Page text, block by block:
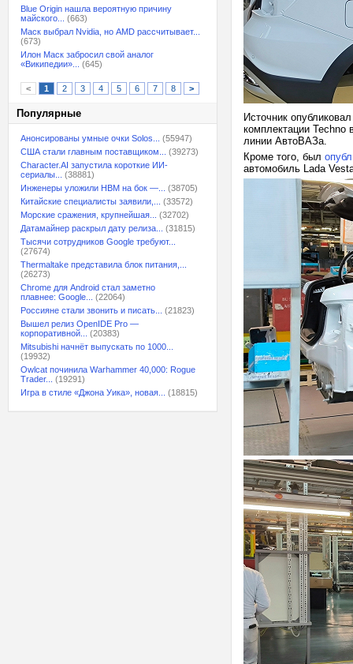
Blue Origin нашла вероятную причину
майского...
(663)
Маск выбрал Nvidia, но AMD рассчитывает...
(673)
Илон Маск забросил свой аналог
«Википедии»...
(645)
< 1 2 3 4 5 6 7 8 >
Популярные
Анонсированы умные очки Solos...
(55947)
США стали главным поставщиком...
(39273)
Character.AI запустила короткие ИИ-
сериалы...
(38881)
Инженеры уложили HBM на бок —...
(38705)
Китайские специалисты заявили,...
(33572)
Морские сражения, крупнейшая...
(32702)
Датамайнер раскрыл дату релиза...
(31815)
Тысячи сотрудников Google требуют...
(27674)
Thermaltake представила блок питания,...
(26273)
Chrome для Android стал заметно
плавнее: Google...
(22064)
Россияне стали звонить и писать...
(21823)
Вышел релиз OpenIDE Pro —
корпоративной...
(20383)
Mitsubishi начнёт выпускать по 1000...
(19932)
Owlcat починила Warhammer 40,000: Rogue
Trader...
(19291)
Игра в стиле «Джона Уика», новая...
(18815)
Источник
комплектации Techno
линии АвтоВАЗа.
Кроме того, был
автомобиль Lada